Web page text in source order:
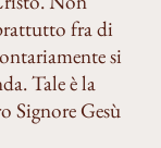
fra di
si
Tale è la
Signore Gesù